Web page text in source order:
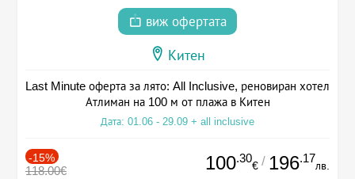
виж офертата
Китен
Last Minute оферта за лято: All Inclusive, реновиран хотел
Атлиман на 100 м от плажа в Китен
Дата: 01.06 - 29.09 + all inclusive
-15%
118.00€ 100.30
€ / 196.17
лв.